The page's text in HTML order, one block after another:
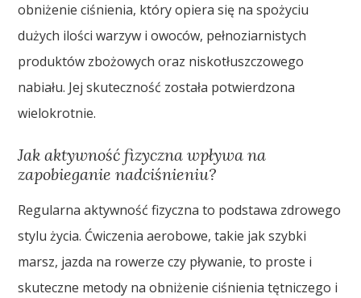
obniżenie ciśnienia, który opiera się na spożyciu
dużych ilości warzyw i owoców, pełnoziarnistych
produktów zbożowych oraz niskotłuszczowego
nabiału. Jej skuteczność została potwierdzona
wielokrotnie.
Jak aktywność fizyczna wpływa na
zapobieganie nadciśnieniu?
Regularna aktywność fizyczna to podstawa zdrowego
stylu życia. Ćwiczenia aerobowe, takie jak szybki
marsz, jazda na rowerze czy pływanie, to proste i
skuteczne metody na obniżenie ciśnienia tętniczego i